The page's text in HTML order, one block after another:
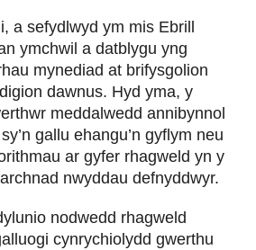
a sefydlwyd ym mis Ebrill
ymchwil a datblygu yng
mynediad at brifysgolion
dawnus. Hyd yma, y
meddalwedd annibynnol
gallu ehangu’n gyflym neu
ar gyfer rhagweld yn y
nwyddau defnyddwyr.
nodwedd rhagweld
cynrychiolydd gwerthu